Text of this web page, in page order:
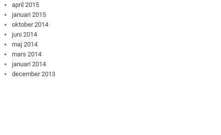
april 2015
januari 2015
oktober 2014
juni 2014
maj 2014
mars 2014
januari 2014
december 2013